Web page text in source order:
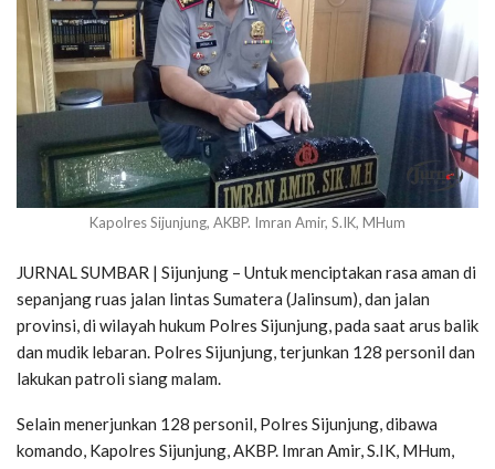
Kapolres Sijunjung, AKBP. Imran Amir, S.IK, MHum
JURNAL SUMBAR | Sijunjung – Untuk menciptakan rasa aman di
sepanjang ruas jalan lintas Sumatera (Jalinsum), dan jalan
provinsi, di wilayah hukum Polres Sijunjung, pada saat arus balik
dan mudik lebaran. Polres Sijunjung, terjunkan 128 personil dan
lakukan patroli siang malam.
Selain menerjunkan 128 personil, Polres Sijunjung, dibawa
komando, Kapolres Sijunjung, AKBP. Imran Amir, S.IK, MHum,